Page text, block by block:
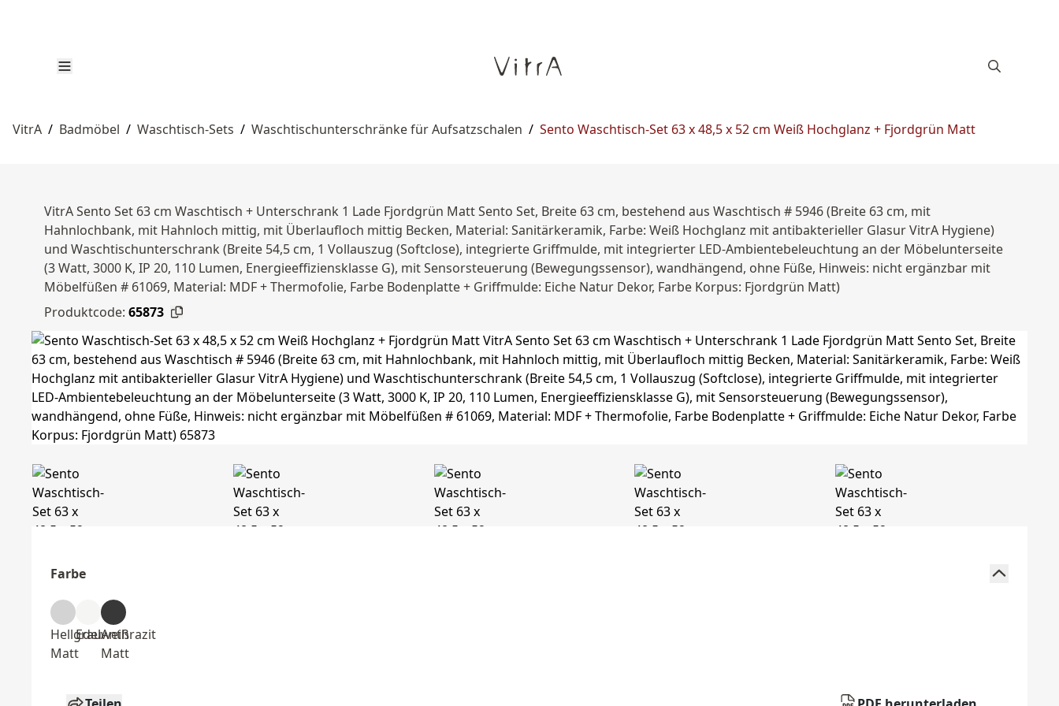
VitrA / Badmöbel / Waschtisch-Sets / Waschtischunterschränke für Aufsatzschalen / Sento Waschtisch-Set 63 x 48,5 x 52 cm Weiß Hochglanz + Fjordgrün Matt
VitrA Sento Set 63 cm Waschtisch + Unterschrank 1 Lade Fjordgrün Matt Sento Set, Breite 63 cm, bestehend aus Waschtisch # 5946 (Breite 63 cm, mit
Hahnlochbank, mit Hahnloch mittig, mit Überlaufloch mittig Becken, Material: Sanitärkeramik, Farbe: Weiß Hochglanz mit antibakterieller Glasur VitrA Hygiene)
und Waschtischunterschrank (Breite 54,5 cm, 1 Vollauszug (Softclose), integrierte Griffmulde, mit integrierter LED-Ambientebeleuchtung an der Möbelunterseite
(3 Watt, 3000 K, IP 20, 110 Lumen, Energieeffiziensklasse G), mit Sensorsteuerung (Bewegungssensor), wandhängend, ohne Füße, Hinweis: nicht ergänzbar mit
Möbelfüßen # 61069, Material: MDF + Thermofolie, Farbe Bodenplatte + Griffmulde: Eiche Natur Dekor, Farbe Korpus: Fjordgrün Matt)
Produktcode: 65873
Farbe
Hellgrau
Matt
EdelweißAnthrazit
Matt